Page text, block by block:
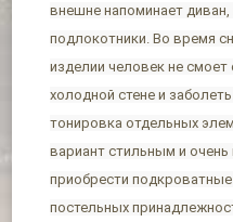
внешне напоминает
подлокотники. Во время
изделии человек не смоет
холодной стене и
тонировка отдельных
вариант стильным и
приобрести
постельных